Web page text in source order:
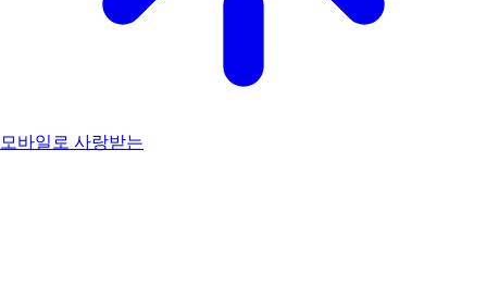
모바일로 사랑받는